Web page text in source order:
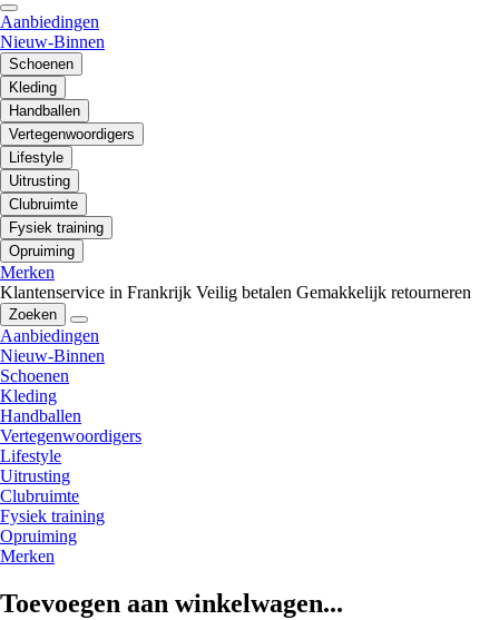
Aanbiedingen
Nieuw-Binnen
Schoenen
Kleding
Handballen
Vertegenwoordigers
Lifestyle
Uitrusting
Clubruimte
Fysiek training
Opruiming
Merken
Klantenservice in Frankrijk Veilig betalen Gemakkelijk retourneren
Zoeken
Aanbiedingen
Nieuw-Binnen
Schoenen
Kleding
Handballen
Vertegenwoordigers
Lifestyle
Uitrusting
Clubruimte
Fysiek training
Opruiming
Merken
Toevoegen aan winkelwagen...